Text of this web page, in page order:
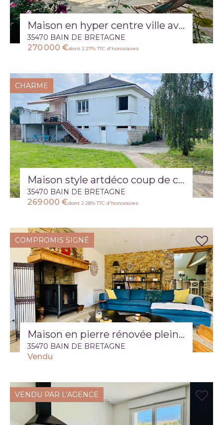
Maison en hyper centre ville avec jardin et sous sol aménagé : 4 chambres
35470 BAIN DE BRETAGNE
270 000 €dont 2.27% TTC d'honoraires
CHARME
Maison style artdéco coup de coeur avec très beau jardin
35470 BAIN DE BRETAGNE
269 000 €dont 2.28% TTC d'honoraires
COMPROMIS SIGNÉ
Maison en pierre rénovée pleine de charme avec jardin de presque 1000 m2
35470 BAIN DE BRETAGNE
Vendu
VENDU PAR L'AGENCE